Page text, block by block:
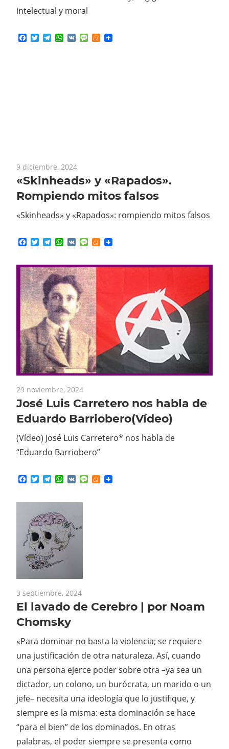
intelectual y moral
Facebook
TwitterTelegram
WhatsApp
VK MessageMeneame
9 diciembre, 2024
«Skinheads» y «Rapados».
Rompiendo mitos falsos
«Skinheads» y «Rapados»: rompiendo mitos falsos
Facebook
TwitterTelegram
WhatsApp
VK MessageMeneame
29 noviembre, 2024
José Luis Carretero nos habla de
Eduardo Barriobero(Vídeo)
(Vídeo) José Luis Carretero* nos habla de
“Eduardo Barriobero”
Facebook
TwitterTelegram
WhatsApp
VK MessageMeneame
3 septiembre, 2024
El lavado de Cerebro | por Noam
Chomsky
«Para dominar no basta la violencia; se requiere
una justificación de otra naturaleza. Así, cuando
una persona ejerce poder sobre otra –ya sea un
dictador, un colono, un burócrata, un marido o un
jefe– necesita una ideología que lo justifique, y
siempre es la misma: esta dominación se hace
“para el bien” de los dominados. En otras
palabras, el poder siempre se presenta como